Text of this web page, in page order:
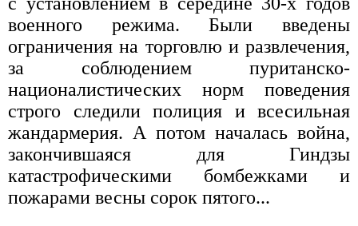
военного режима. Были введены
ограничения на торговлю и развлечения,
за соблюдением пуританско-
националистических норм поведения
строго следили полиция и всесильная
жандармерия. А потом началась война,
закончившаяся для Гиндзы
катастрофическими бомбежками и
пожарами весны сорок пятого...